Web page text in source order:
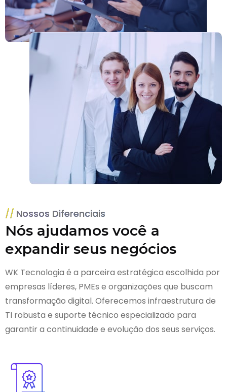
Nossos Diferenciais
Nós ajudamos você a
expandir seus negócios
WK Tecnologia é a parceira estratégica escolhida por
empresas líderes, PMEs e organizações que buscam
transformação digital. Oferecemos infraestrutura de
TI robusta e suporte técnico especializado para
garantir a continuidade e evolução dos seus serviços.